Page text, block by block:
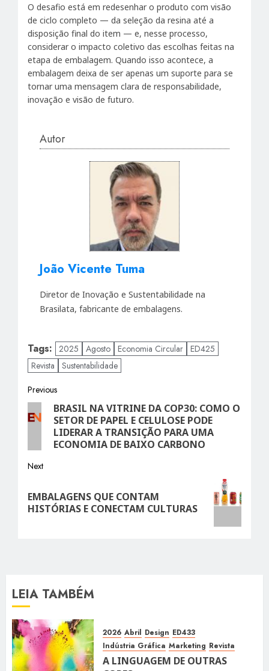
O desafio está em redesenhar o produto com visão
de ciclo completo — da seleção da resina até a
disposição final do item — e, nesse processo,
considerar o impacto coletivo das escolhas feitas na
etapa de embalagem. Quando isso acontece, a
embalagem deixa de ser apenas um suporte para se
tornar uma mensagem clara de responsabilidade,
inovação e visão de futuro.
Autor
João Vicente Tuma
Diretor de Inovação e Sustentabilidade na
Brasilata, fabricante de embalagens.
Tags: 2025 Agosto Economia Circular ED425
Revista
Sustentabilidade
Post
navigation
Previous
Previous
post:
BRASIL NA VITRINE DA COP30: COMO O
SETOR DE PAPEL E CELULOSE PODE
LIDERAR A TRANSIÇÃO PARA UMA
ECONOMIA DE BAIXO CARBONO
Next
post:
EMBALAGENS QUE CONTAM
HISTÓRIAS E CONECTAM CULTURAS
LEIA TAMBÉM
2026 Abril Design ED433
Indústria Gráfica Marketing Revista
A LINGUAGEM DE OUTRAS